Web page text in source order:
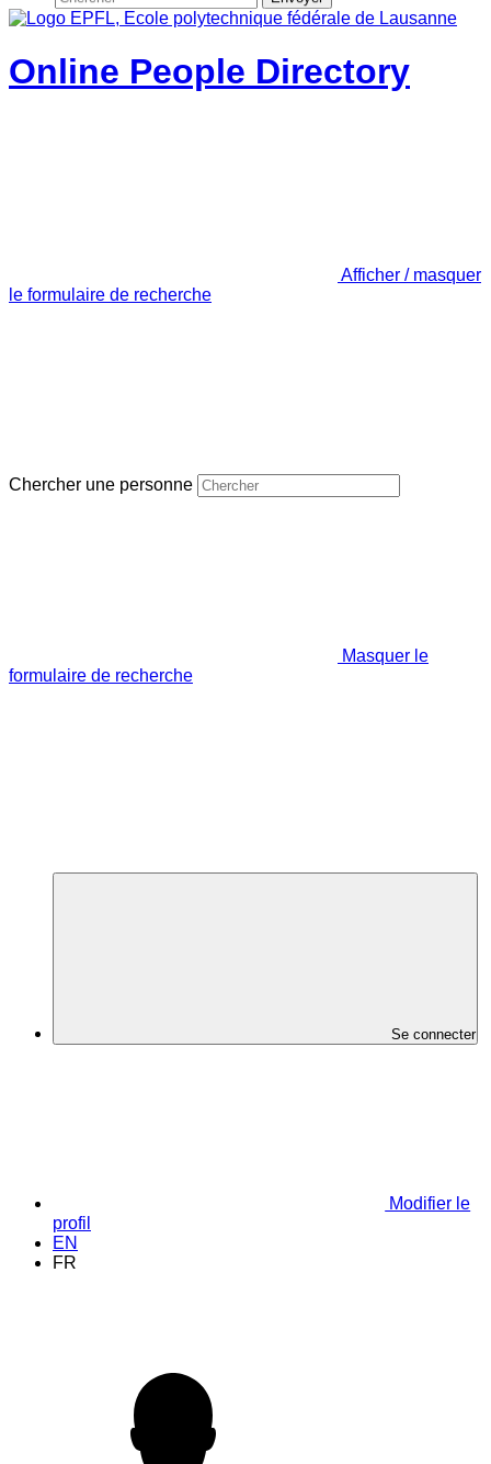
Online People Directory
Afficher / masquer
le formulaire de recherche
Chercher une personne
Masquer le
formulaire de recherche
Se connecter
Modifier le
profil
EN
FR